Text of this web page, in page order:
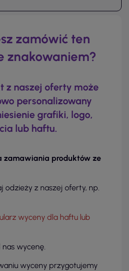
zamówić ten
znakowaniem?
z naszej oferty może
personalizowany
grafiki, logo,
lub haftu.
zamawiania produktów ze
odzieży z naszej oferty, np.
wyceny dla haftu lub
wycenę.
wyceny przygotujemy